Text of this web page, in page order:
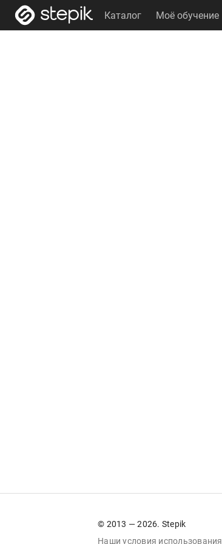
Каталог Моё обучение
© 2013 — 2026. Stepik
Наши условия использования